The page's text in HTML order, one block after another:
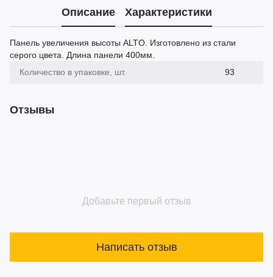
Описание Характеристики
Панель увеличения высоты ALTO. Изготовлено из стали
серого цвета. Длина панели 400мм.
Количество в упаковке, шт.
93
Отзывы
Добавьте первый отзыв
Написать отзыв